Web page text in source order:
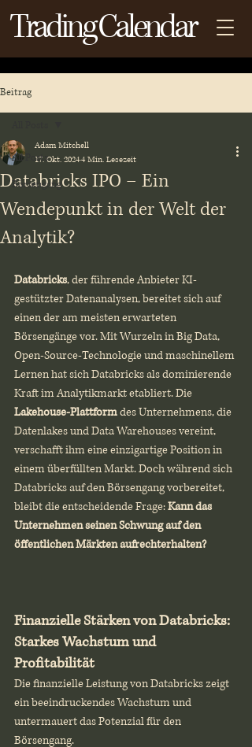
Trading Calendar
Beitrag
All Posts
Börsengang
Databricks IPO – Ein
Wendepunkt in der Welt der
Analytik?
Adam Mitchell
17. Okt. 20244 Min. Lesezeit
Databricks, der führende Anbieter KI-
gestützter Datenanalysen, bereitet sich auf
einen der am meisten erwarteten
Börsengänge vor. Mit Wurzeln in Big Data,
Open-Source-Technologie und maschinellem
Lernen hat sich Databricks als dominierende
Kraft im Analytikmarkt etabliert. Die
Lakehouse-Plattform des Unternehmens, die
Datenlakes und Data Warehouses vereint,
verschafft ihm eine einzigartige Position in
einem überfüllten Markt. Doch während sich
Databricks auf den Börsengang vorbereitet,
bleibt die entscheidende Frage: Kann das
Unternehmen seinen Schwung auf den
öffentlichen Märkten aufrechterhalten?
Finanzielle Stärken von Databricks:
Starkes Wachstum und
Profitabilität
Die finanzielle Leistung von Databricks zeigt
ein beeindruckendes Wachstum und
untermauert das Potenzial für den
Börsengang.